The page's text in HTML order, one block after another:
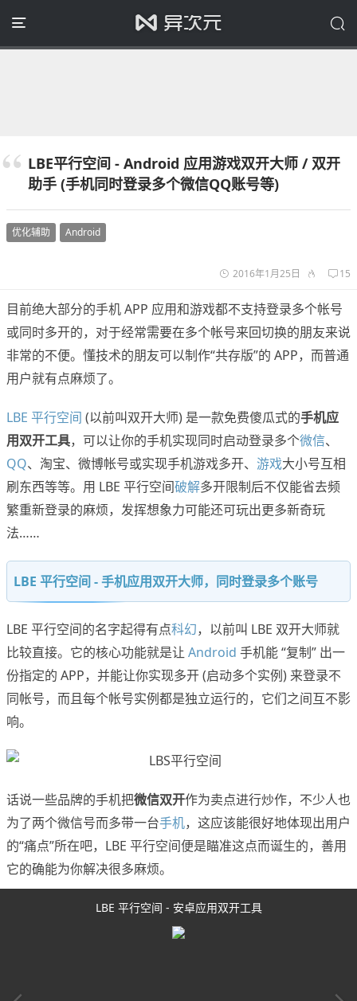
LBE平行空间 - Android 应用游戏双开大师 / 双开
助手 (手机同时登录多个微信QQ账号等)
优化辅助 Android
2016年1月25日 15
目前绝大部分的手机 APP 应用和游戏都不支持登录多个帐号
或同时多开的，对于经常需要在多个帐号来回切换的朋友来说
非常的不便。懂技术的朋友可以制作“共存版”的 APP，而普通
用户就有点麻烦了。
LBE 平行空间 (以前叫双开大师) 是一款免费傻瓜式的手机应
用双开工具，可以让你的手机实现同时启动登录多个微信、
QQ、淘宝、微博帐号或实现手机游戏多开、 游戏大小号互相
刷东西等等。用 LBE 平行空间破解多开限制后不仅能省去频
繁重新登录的麻烦，发挥想象力可能还可玩出更多新奇玩
法……
LBE 平行空间 - 手机应用双开大师，同时登录多个账号
LBE 平行空间的名字起得有点科幻，以前叫 LBE 双开大师就
比较直接。它的核心功能就是让 Android 手机能 “复制” 出一
份指定的 APP，并能让你实现多开 (启动多个实例) 来登录不
同帐号，而且每个帐号实例都是独立运行的，它们之间互不影
响。
话说一些品牌的手机把微信双开作为卖点进行炒作，不少人也
为了两个微信号而多带一台手机，这应该能很好地体现出用户
的“痛点”所在吧，LBE 平行空间便是瞄准这点而诞生的，善用
它的确能为你解决很多麻烦。
LBE 平行空间 - 安卓应用双开工具